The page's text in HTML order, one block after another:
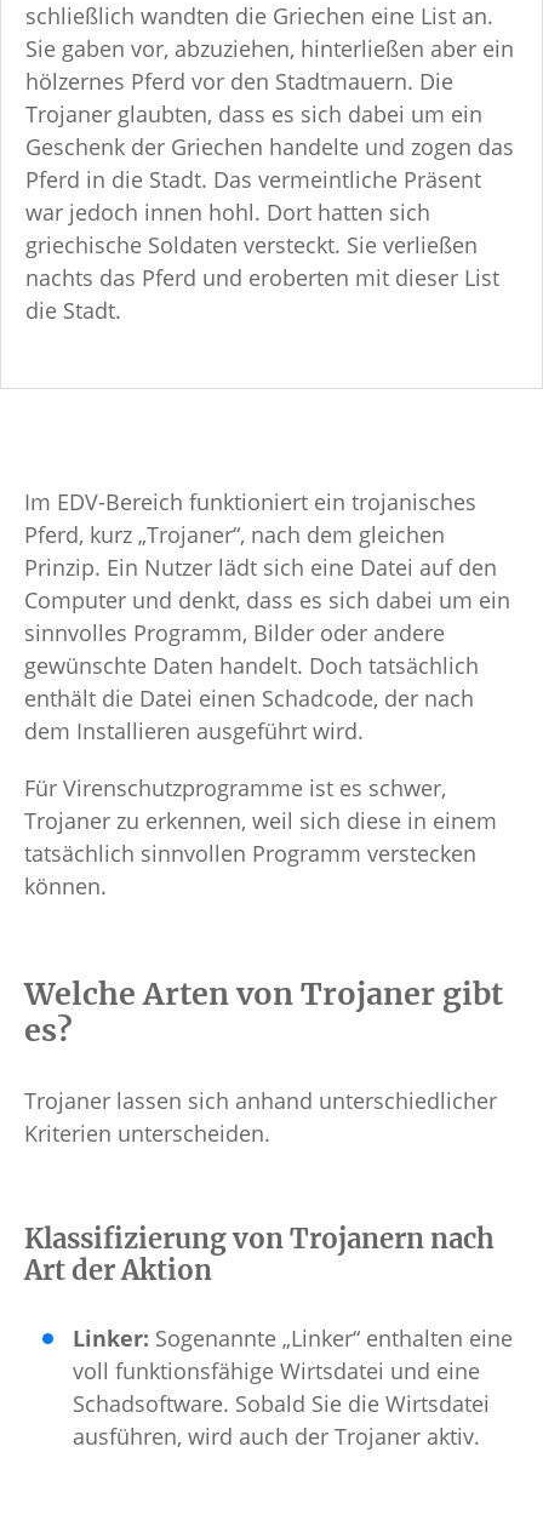
schließlich wandten die Griechen eine List an.
Sie gaben vor, abzuziehen, hinterließen aber ein
hölzernes Pferd vor den Stadtmauern. Die
Trojaner glaubten, dass es sich dabei um ein
Geschenk der Griechen handelte und zogen das
Pferd in die Stadt. Das vermeintliche Präsent
war jedoch innen hohl. Dort hatten sich
griechische Soldaten versteckt. Sie verließen
nachts das Pferd und eroberten mit dieser List
die Stadt.
Im EDV-Bereich funktioniert ein trojanisches
Pferd, kurz „Trojaner“, nach dem gleichen
Prinzip. Ein Nutzer lädt sich eine Datei auf den
Computer und denkt, dass es sich dabei um ein
sinnvolles Programm, Bilder oder andere
gewünschte Daten handelt. Doch tatsächlich
enthält die Datei einen Schadcode, der nach
dem Installieren ausgeführt wird.
Für Virenschutzprogramme ist es schwer,
Trojaner zu erkennen, weil sich diese in einem
tatsächlich sinnvollen Programm verstecken
können.
Welche Arten von Trojaner gibt
es?
Trojaner lassen sich anhand unterschiedlicher
Kriterien unterscheiden.
Klassifizierung von Trojanern nach
Art der Aktion
Linker: Sogenannte „Linker“ enthalten eine
voll funktionsfähige Wirtsdatei und eine
Schadsoftware. Sobald Sie die Wirtsdatei
ausführen, wird auch der Trojaner aktiv.